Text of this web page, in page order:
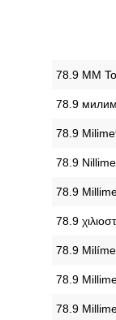
‎78.9 MM
‎78.9
‎78.9
‎78.9
‎78.9
‎78.9
‎78.9
‎78.9
‎78.9